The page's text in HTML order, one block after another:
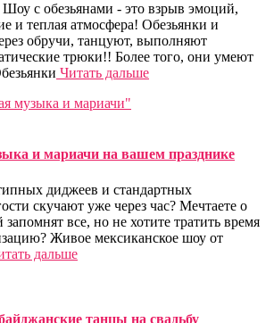
с обезьянами - это взрыв эмоций,
и теплая атмосфера! Обезьянки и
обручи, танцуют, выполняют
трюки!! Более того, они умеют
Читать дальше
и мариачи на вашем празднике
диджеев и стандартных
скучают уже через час? Мечтаете о
все, но не хотите тратить время
Живое мексиканское шоу от
дальше
танцы на свадьбу